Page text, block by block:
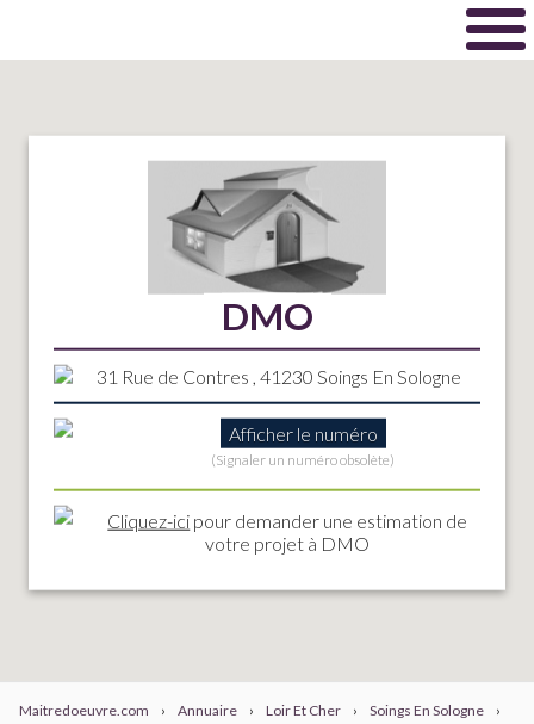
DMO
31 Rue de Contres , 41230 Soings En Sologne
Afficher le numéro
(Signaler un numéro obsolète)
Cliquez-ici pour demander une estimation de
votre projet à DMO
Maitredoeuvre.com › Annuaire › Loir Et Cher › Soings En Sologne
›